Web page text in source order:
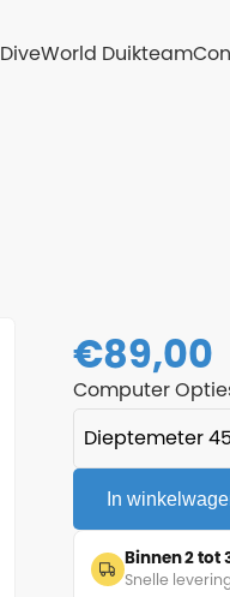
DiveWorld Duikteam
€89,00
Computer
In
Binnen 2 tot
Snelle